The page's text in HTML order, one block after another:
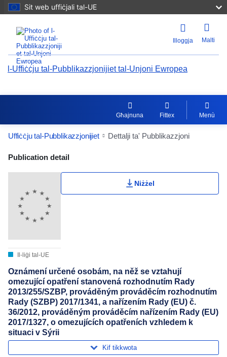
Sit web uffiċjali tal-UE
Illoggja Malti
l-Uffiċċju tal-Pubblikazzjonijiet tal-Unjoni Ewropea
Għajnuna Fittex Menù
Uffiċċju tal-Pubblikazzjonijiet Dettalji ta' Pubblikazzjoni
Publication Detail Actions Portlet
Klassifikazzjoni tal-utent
Publication detail
Il-liġi tal-UE
Niżżel
Oznámení určené osobám, na něž se vztahují
omezující opatření stanovená rozhodnutím Rady
2013/255/SZBP, prováděným prováděcím rozhodnutím
Rady (SZBP) 2017/1341, a nařízením Rady (EU) č.
36/2012, prováděným prováděcím nařízením Rady (EU)
2017/1327, o omezujících opatřeních vzhledem k
situaci v Sýrii
Kif tikkwota